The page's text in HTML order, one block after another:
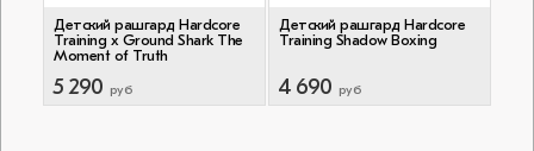
Детский рашгард Hardcore
Training х Ground Shark The
Moment of Truth
5 290 руб
Детский рашгард Hardcore
Training Shadow Boxing
4 690 руб